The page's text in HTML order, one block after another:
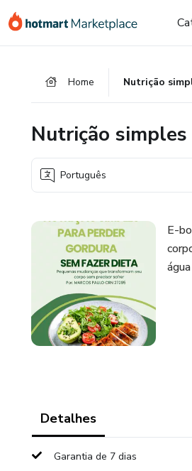
para
para
para
Home
Nutrição
Português
E-
Detalhes
Garantia de 7 dias